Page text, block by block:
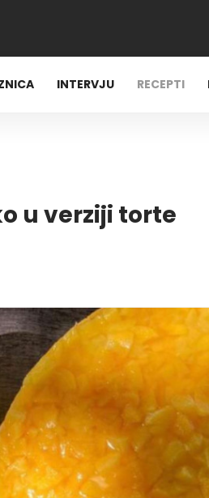
INTERVJU RECEPTI
u verziji torte